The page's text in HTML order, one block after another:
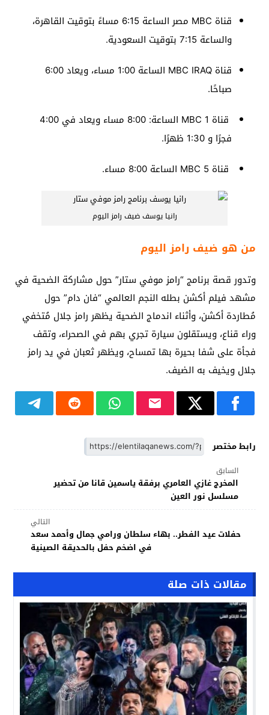
قناة MBC مصر الساعة 6:15 مساءً بتوقيت القاهرة،
والساعة 7:15 بتوقيت السعودية.
قناة MBC IRAQ الساعة 1:00 مساء، ويعاد 6:00
صباحًا.
قناة MBC 1 الساعة: 8:00 مساء ويعاد في 4:00
فجرًا و 1:30 ظهرًا.
قناة MBC 5 الساعة 8:00 مساء.
رانيا يوسف ضيف رامز اليوم
من هو ضيف رامز اليوم
وتدور قصة برنامج “رامز موفي ستار” حول مشاركة الضحية في
مشهد فيلم أكشن بطله النجم العالمي “فان دام” حول
مُطاردة أكشن، وأثناء اندماج الضحية يظهر رامز جلال مُتخفي
وراء قناع، ويستقلون سيارة تجري بهم في الصحراء، وتقف
فجأة على شفا بحيرة بها تمساح، ويظهر ثعبان في يد رامز
جلال ويخيف به الضيف.
رابط مختصر
السابق
المخرج غازي العامري برفقة ياسمين قانا من تحضير
مسلسل نور العين
التالي
حفلات عيد الفطر.. بهاء سلطان ورامي جمال وأحمد سعد
في اضخم حفل بالحديقة الصينية
مقالات ذات صلة